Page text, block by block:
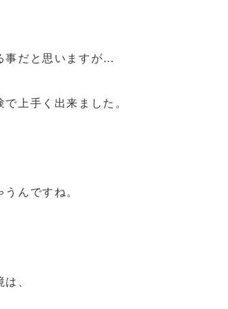
事だと思いますが…
上手く出来ました。
んですね。
、